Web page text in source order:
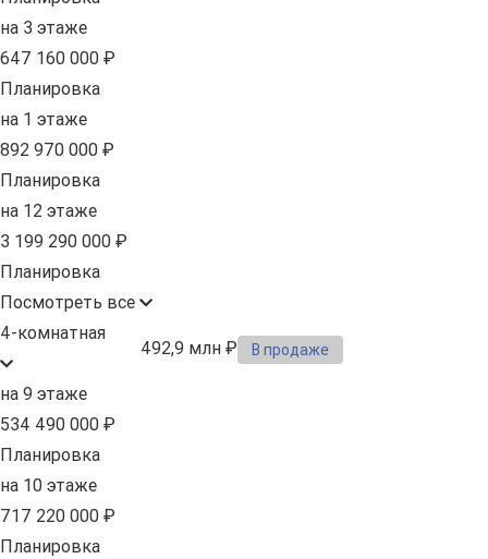
на 3 этаже
647 160 000 ₽
Планировка
на 1 этаже
892 970 000 ₽
Планировка
на 12 этаже
3 199 290 000 ₽
Планировка
Посмотреть все
4-комнатная
492,9 млн ₽ В продаже
на 9 этаже
534 490 000 ₽
Планировка
на 10 этаже
717 220 000 ₽
Планировка